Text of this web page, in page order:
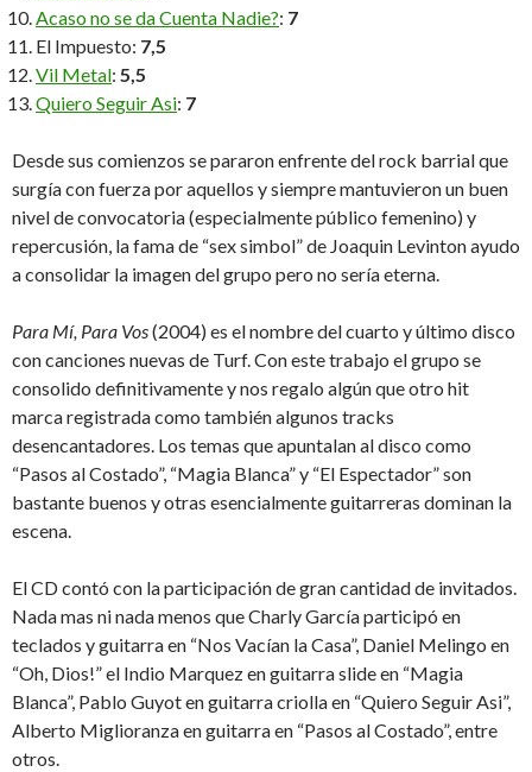
Acaso no se da Cuenta Nadie?: 7
El Impuesto: 7,5
Vil Metal: 5,5
Quiero Seguir Asi: 7
Desde sus comienzos se pararon enfrente del rock barrial que
surgía con fuerza por aquellos y siempre mantuvieron un buen
nivel de convocatoria (especialmente público femenino) y
repercusión, la fama de “sex simbol” de Joaquin Levinton ayudo
a consolidar la imagen del grupo pero no sería eterna.
Para Mí, Para Vos(2004) es el nombre del cuarto y último disco
con canciones nuevas de Turf. Con este trabajo el grupo se
consolido definitivamente y nos regalo algún que otro hit
marca registrada como también algunos tracks
desencantadores. Los temas que apuntalan al disco como
“Pasos al Costado”, “Magia Blanca” y “El Espectador” son
bastante buenos y otras esencialmente guitarreras dominan la
escena.
El CD contó con la participación de gran cantidad de invitados.
Nada mas ni nada menos que Charly García participó en
teclados y guitarra en “Nos Vacían la Casa”, Daniel Melingo en
“Oh, Dios!” el Indio Marquez en guitarra slide en “Magia
Blanca”, Pablo Guyot en guitarra criolla en “Quiero Seguir Asi”,
Alberto Miglioranza en guitarra en “Pasos al Costado”, entre
otros.